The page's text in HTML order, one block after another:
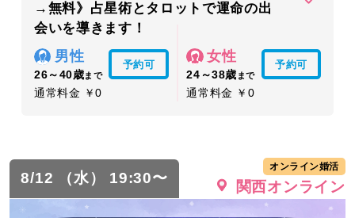
→無料》占星術とタロットで運命の出
会いを導きます！
男性
26～40歳まで
予約可
通常料金 ￥0
女性
24～38歳 まで
予約可
通常料金 ￥0
8/12 （水） 19:30〜
オンライン婚活
関西オンライン